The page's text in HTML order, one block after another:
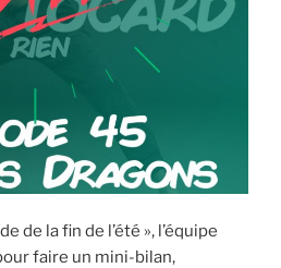
de la fin de l’été », l’équipe
faire un mini-bilan,